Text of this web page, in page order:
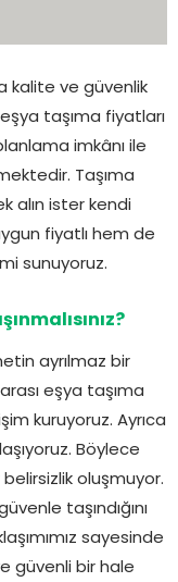
kalite ve güvenlik
taşıma fiyatları
imkânı ile
Taşıma
alın ister kendi
fiyatlı hem de
sunuyoruz.
ayrılmaz bir
eşya taşıma
kuruyoruz. Ayrıca
Böylece
oluşmuyor.
taşındığını
sayesinde
güvenli bir hale